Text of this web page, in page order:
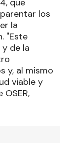
que
los
la
"Este
de la
y, al mismo
viable y